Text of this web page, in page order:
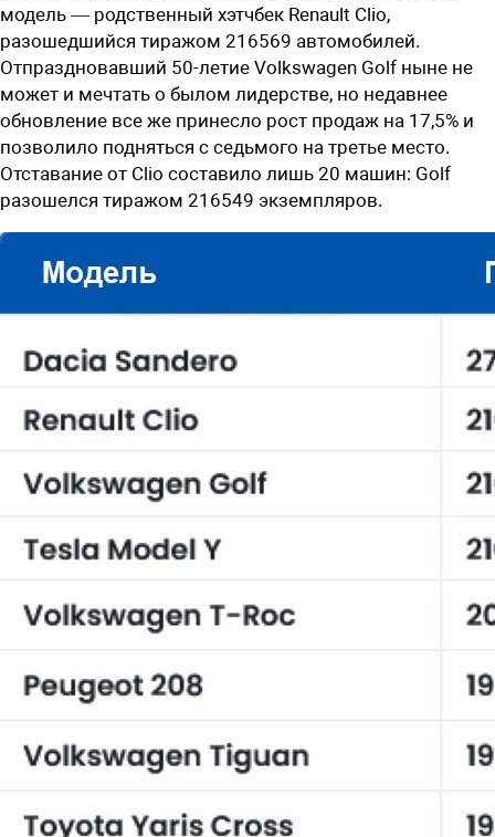
модель — родственный хэтчбек Renault Clio,
разошедшийся тиражом 216569 автомобилей.
Отпраздновавший 50-летие Volkswagen Golf ныне не
может и мечтать о былом лидерстве, но недавнее
обновление все же принесло рост продаж на 17,5% и
позволило подняться с седьмого на третье место.
Отставание от Clio составило лишь 20 машин: Golf
разошелся тиражом 216549 экземпляров.